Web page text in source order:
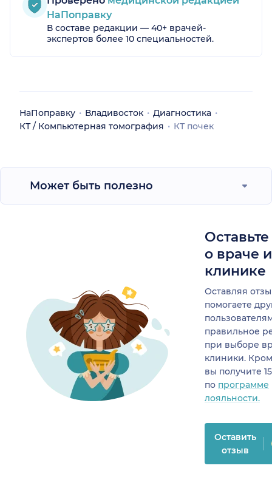
НаПоправку
В составе редакции — 40+ врачей-
экспертов более 10 специальностей.
НаПоправку Владивосток
Диагностика
КТ / Компьютерная томография
КТ почек
Может быть полезно
о враче
клинике
Оставляя
помогаете
правильное
при выборе
клиники.
вы получите
по программе
лояльности.
Оставить
отзыв